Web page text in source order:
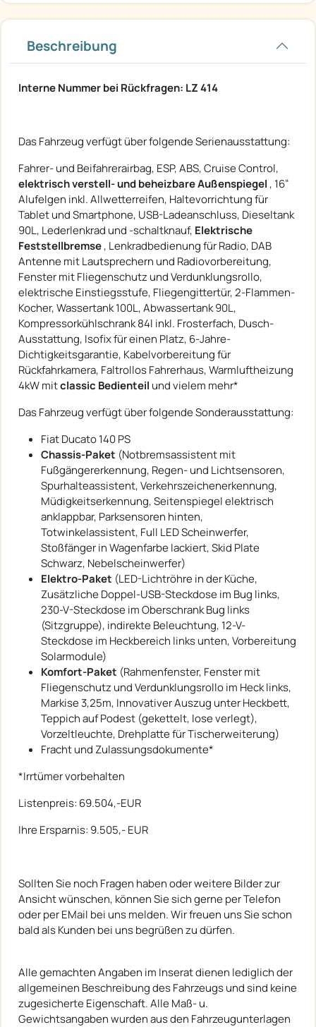
Beschreibung
Interne Nummer bei Rückfragen: LZ 414
Das Fahrzeug verfügt über folgende Serienausstattung:
Fahrer- und Beifahrerairbag, ESP, ABS, Cruise Control,
elektrisch verstell- und beheizbare Außenspiegel , 16“
Alufelgen inkl. Allwetterreifen, Haltevorrichtung für
Tablet und Smartphone, USB-Ladeanschluss, Dieseltank
90L, Lederlenkrad und -schaltknauf, Elektrische
Feststellbremse, Lenkradbedienung für Radio, DAB
Antenne mit Lautsprechern und Radiovorbereitung,
Fenster mit Fliegenschutz und Verdunklungsrollo,
elektrische Einstiegsstufe, Fliegengittertür, 2-Flammen-
Kocher, Wassertank 100L, Abwassertank 90L,
Kompressorkühlschrank 84l inkl. Frosterfach, Dusch-
Ausstattung, Isofix für einen Platz, 6-Jahre-
Dichtigkeitsgarantie, Kabelvorbereitung für
Rückfahrkamera, Faltrollos Fahrerhaus, Warmluftheizung
4kW mitclassic Bedienteil und vielem mehr*
Das Fahrzeug verfügt über folgende Sonderausstattung:
Fiat Ducato 140 PS
Chassis-Paket (Notbremsassistent mit
Fußgängererkennung, Regen- und Lichtsensoren,
Spurhalteassistent, Verkehrszeichenerkennung,
Müdigkeitserkennung, Seitenspiegel elektrisch
anklappbar, Parksensoren hinten,
Totwinkelassistent, Full LED Scheinwerfer,
Stoßfänger in Wagenfarbe lackiert, Skid Plate
Schwarz, Nebelscheinwerfer)
Elektro-Paket (LED-Lichtröhre in der Küche,
Zusätzliche Doppel-USB-Steckdose im Bug links,
230-V-Steckdose im Oberschrank Bug links
(Sitzgruppe), indirekte Beleuchtung, 12-V-
Steckdose im Heckbereich links unten, Vorbereitung
Solarmodule)
Komfort-Paket (Rahmenfenster, Fenster mit
Fliegenschutz und Verdunklungsrollo im Heck links,
Markise 3,25m, Innovativer Auszug unter Heckbett,
Teppich auf Podest (gekettelt, lose verlegt),
Vorzeltleuchte, Drehplatte für Tischerweiterung)
Fracht und Zulassungsdokumente*
*Irrtümer vorbehalten
Listenpreis: 69.504,-EUR
Ihre Ersparnis: 9.505,- EUR
Sollten Sie noch Fragen haben oder weitere Bilder zur
Ansicht wünschen, können Sie sich gerne per Telefon
oder per EMail bei uns melden. Wir freuen uns Sie schon
bald als Kunden bei uns begrüßen zu dürfen.
Alle gemachten Angaben im Inserat dienen lediglich der
allgemeinen Beschreibung des Fahrzeugs und sind keine
zugesicherte Eigenschaft. Alle Maß- u.
Gewichtsangaben wurden aus den Fahrzeugunterlagen